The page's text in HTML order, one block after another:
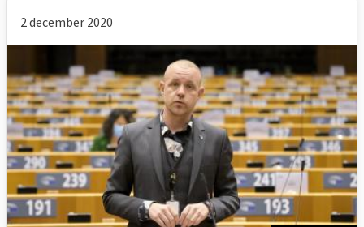
2 december 2020